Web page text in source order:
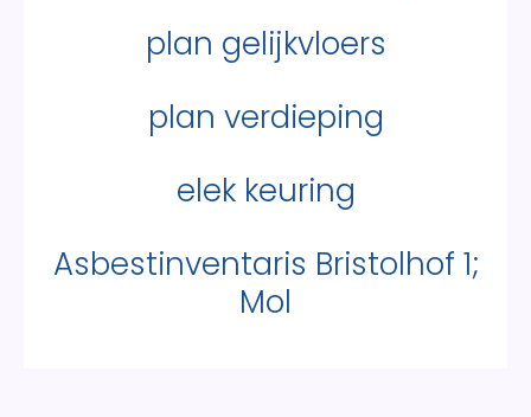
plan gelijkvloers
plan verdieping
elek keuring
Asbestinventaris Bristolhof 1;
Mol